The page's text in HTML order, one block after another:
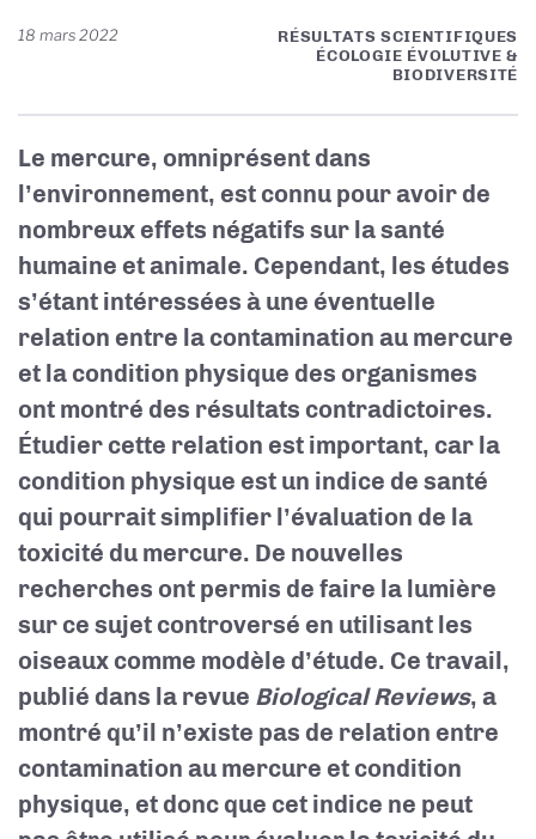
18 mars 2022
RÉSULTATS SCIENTIFIQUES
ÉCOLOGIE ÉVOLUTIVE &
BIODIVERSITÉ
Le mercure, omniprésent dans
l’environnement, est connu pour avoir de
nombreux effets négatifs sur la santé
humaine et animale. Cependant, les études
s’étant intéressées à une éventuelle
relation entre la contamination au mercure
et la condition physique des organismes
ont montré des résultats contradictoires.
Étudier cette relation est important, car la
condition physique est un indice de santé
qui pourrait simplifier l’évaluation de la
toxicité du mercure. De nouvelles
recherches ont permis de faire la lumière
sur ce sujet controversé en utilisant les
oiseaux comme modèle d’étude. Ce travail,
publié dans la revue Biological Reviews, a
montré qu’il n’existe pas de relation entre
contamination au mercure et condition
physique, et donc que cet indice ne peut